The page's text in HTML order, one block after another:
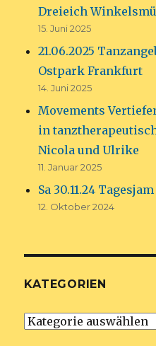
Dreieich
15. Juni 2025
21.06.2025
Ostpark Frankfurt
14. Juni 2025
Movements
in
Nicola und Ulrike
11. Januar 2025
Sa 30.11.24
12. Oktober 2024
KATEGORIEN
Kategorien